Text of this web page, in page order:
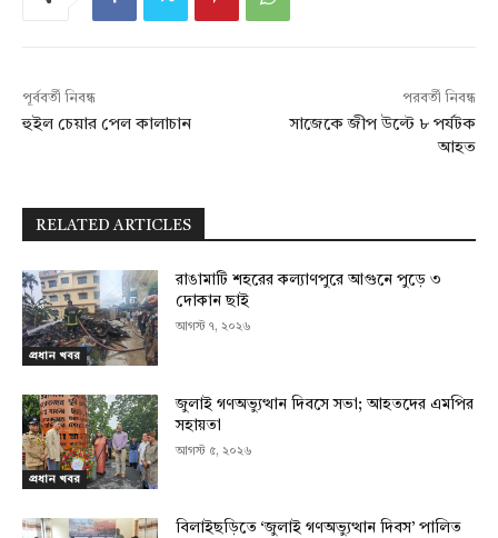
পূর্ববর্তী নিবন্ধ
হুইল চেয়ার পেল কালাচান
পরবর্তী নিবন্ধ
সাজেকে জীপ উল্টে ৮ পর্যটক
আহত
RELATED ARTICLES
প্রধান খবর
রাঙামাটি শহরের কল্যাণপুরে আগুনে পুড়ে ৩
দোকান ছাই
আগস্ট ৭, ২০২৬
প্রধান খবর
জুলাই গণঅভ্যুত্থান দিবসে সভা; আহতদের এমপির
সহায়তা
আগস্ট ৫, ২০২৬
বিলাইছড়িতে ‘জুলাই গণঅভ্যুত্থান দিবস’ পালিত